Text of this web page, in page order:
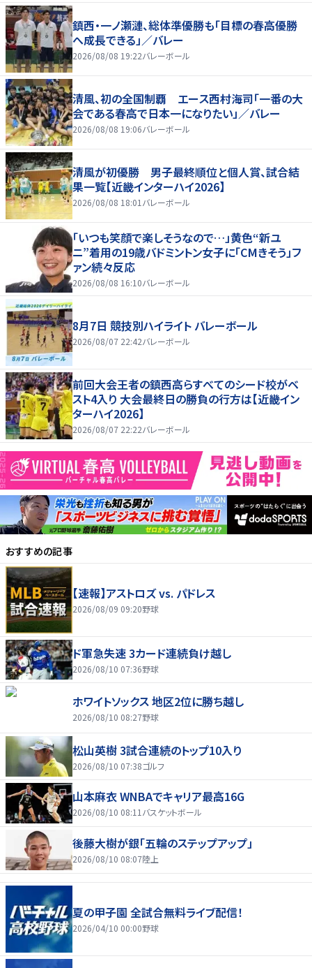
鎮西・一ノ瀬漣、総体準優勝も「目標の春高優勝
へ成長できる」／バレー
2026/08/08 19:22バレーボール
清風、初の全国制覇 エース西村海司「一番の大
会である春高で日本一になりたい」／バレー
2026/08/08 19:06バレーボール
清風が初優勝 男子最終順位と個人賞、試合結
果一覧【近畿インターハイ2026】
2026/08/08 18:01 バレーボール
「いつも笑顔で楽しそうなので…」黄色“新ユ
ニ”着用の19歳バドミントン女子に「CMきそう」フ
ァン続々反応
2026/08/08 16:10バレーボール
8月7日 競技別ハイライト バレーボール
2026/08/07 22:42バレーボール
前回大会王者の鎮西高らすべてのシード校がベ
スト4入り 大会最終日の勝負の行方は【近畿イン
ターハイ2026】
2026/08/07 22:22バレーボール
おすすめの記事
【速報】アストロズ vs. パドレス
2026/08/09 09:20野球
ド軍急失速 3カード連続負け越し
2026/08/10 07:36野球
ホワイトソックス 地区2位に勝ち越し
2026/08/10 08:27野球
松山英樹 3試合連続のトップ10入り
2026/08/10 07:38ゴルフ
山本麻衣 WNBAでキャリア最高16G
2026/08/10 08:11 バスケットボール
後藤大樹が銀「五輪のステップアップ」
2026/08/10 08:07陸上
夏の甲子園 全試合無料ライブ配信！
2026/04/10 00:00野球